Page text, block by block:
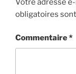
Votre adresse
obligatoires
Commentaire*